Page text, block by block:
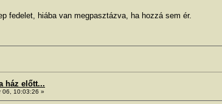
fedelet, hiába van megpasztázva, ha hozzá sem ér.
ház előtt...
06, 10:03:26 »